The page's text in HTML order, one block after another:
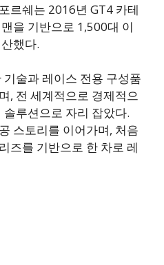
르쉐는 2016년 GT4 카테
을 기반으로 1,500대 이
했다.
술과 레이스 전용 구성품
, 전 세계적으로 경제적으
루션으로 자리 잡았다.
스토리를 이어가며, 처음
즈를 기반으로 한 차로 레